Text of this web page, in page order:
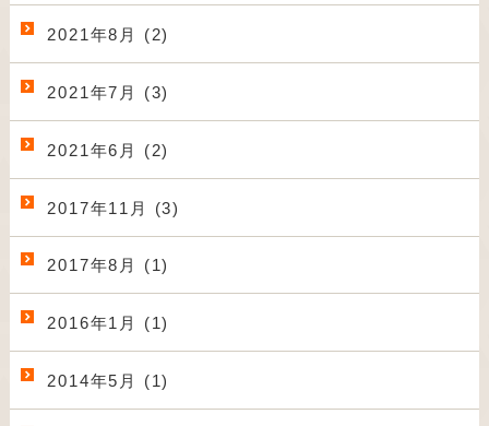
2021年8月 (2)
2021年7月 (3)
2021年6月 (2)
2017年11月 (3)
2017年8月 (1)
2016年1月 (1)
2014年5月 (1)